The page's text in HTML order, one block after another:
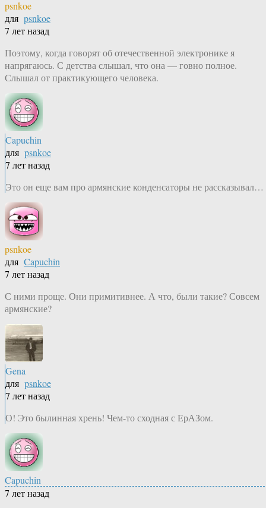
psnkoe
для psnkoe
7 лет назад
Поэтому, когда говорят об отечественной электронике я
напрягаюсь. С детства слышал, что она — говно полное.
Слышал от практикующего человека.
Capuchin
для psnkoe
7 лет назад
Это он еще вам про армянские конденсаторы не рассказывал…
psnkoe
для Capuchin
7 лет назад
С ними проще. Они примитивнее. А что, были такие? Совсем
армянские?
Gena
для psnkoe
7 лет назад
О! Это былинная хрень! Чем-то сходная с ЕрАЗом.
Capuchin
7 лет назад